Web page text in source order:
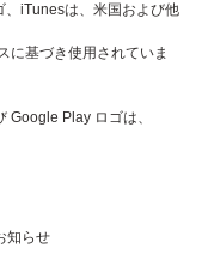
、iTunesは、米国および他
に基づき使用されていま
Google Play ロゴは、
知らせ